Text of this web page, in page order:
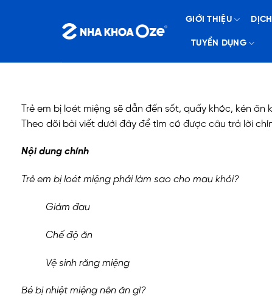
GIỚI THIỆU
TUYỂN DỤNG
Trẻ em bị loét miệng sẽ dẫn đến sốt, quấy khóc, kén
Theo dõi bài viết dưới đây để tìm có được câu trả lời
Nội dung chính
Trẻ em bị loét miệng phải làm sao cho mau khỏi?
Giảm đau
Chế độ ăn
Vệ sinh răng miệng
Bé bị nhiệt miệng nên ăn gì?